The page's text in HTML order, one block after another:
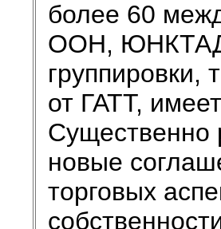
более 60
ООН,
группировки,
от ГАТТ,
Существенно
новые
торговых